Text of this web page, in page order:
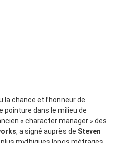
la chance et l’honneur de
pointure dans le milieu de
« character manager » des
, a signé auprès de Steven